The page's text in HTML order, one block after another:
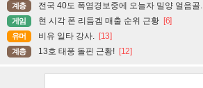
계층 전국 40도 폭염경보중에 오늘자 밀양 얼음골.
게임 현 시각 폰 리듬겜 매출 순위 근황 [6]
유머 비유 일타 강사. [13]
계층 13호 태풍 돌핀 근황! [12]